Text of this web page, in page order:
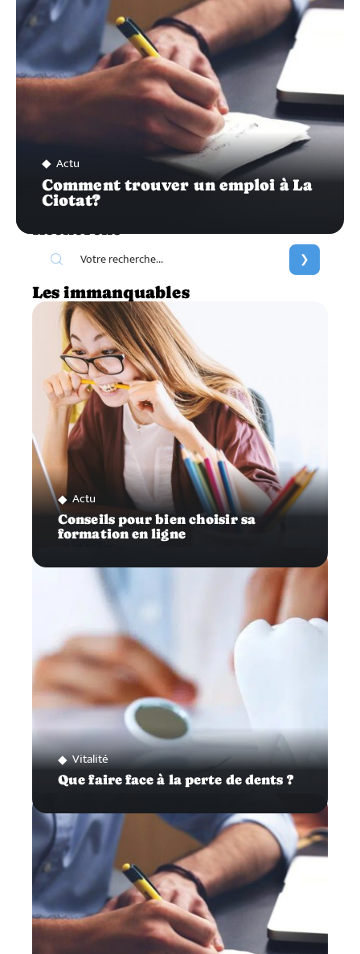
Actu
Comment trouver un emploi à La
Ciotat?
Recherche
Les immanquables
Actu
Conseils pour bien choisir sa
formation en ligne
Vitalité
Que faire face à la perte de dents ?